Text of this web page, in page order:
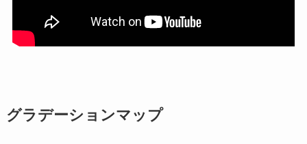
グラデーションマップ